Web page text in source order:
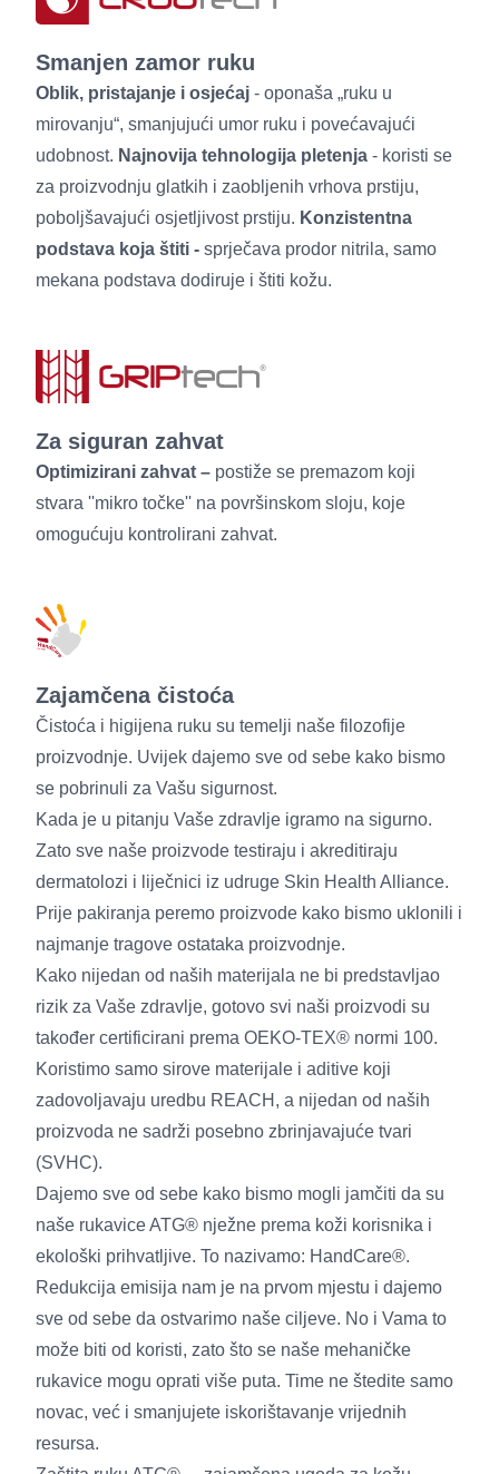
Smanjen zamor ruku
Oblik, pristajanje i osjećaj - oponaša „ruku u
mirovanju“, smanjujući umor ruku i povećavajući
udobnost. Najnovija tehnologija pletenja - koristi se
za proizvodnju glatkih i zaobljenih vrhova prstiju,
poboljšavajući osjetljivost prstiju. Konzistentna
podstava koja štiti - sprječava prodor nitrila, samo
mekana podstava dodiruje i štiti kožu.
Za siguran zahvat
Optimizirani zahvat – postiže se premazom koji
stvara ''mikro točke'' na površinskom sloju, koje
omogućuju kontrolirani zahvat.
Zajamčena čistoća
Čistoća i higijena ruku su temelji naše filozofije
proizvodnje. Uvijek dajemo sve od sebe kako bismo
se pobrinuli za Vašu sigurnost.
Kada je u pitanju Vaše zdravlje igramo na sigurno.
Zato sve naše proizvode testiraju i akreditiraju
dermatolozi i liječnici iz udruge Skin Health Alliance.
Prije pakiranja peremo proizvode kako bismo uklonili i
najmanje tragove ostataka proizvodnje.
Kako nijedan od naših materijala ne bi predstavljao
rizik za Vaše zdravlje, gotovo svi naši proizvodi su
također certificirani prema OEKO-TEX® normi 100.
Koristimo samo sirove materijale i aditive koji
zadovoljavaju uredbu REACH, a nijedan od naših
proizvoda ne sadrži posebno zbrinjavajuće tvari
(SVHC).
Dajemo sve od sebe kako bismo mogli jamčiti da su
naše rukavice ATG® nježne prema koži korisnika i
ekološki prihvatljive. To nazivamo: HandCare®.
Redukcija emisija nam je na prvom mjestu i dajemo
sve od sebe da ostvarimo naše ciljeve. No i Vama to
može biti od koristi, zato što se naše mehaničke
rukavice mogu oprati više puta. Time ne štedite samo
novac, već i smanjujete iskorištavanje vrijednih
resursa.